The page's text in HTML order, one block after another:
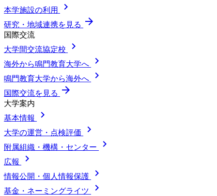
本学施設の利用 chevron_right
研究・地域連携を見る arrow_forward
国際交流
大学間交流協定校
chevron_right
海外から鳴門教育大学へ chevron_right
鳴門教育大学から海外へ chevron_right
国際交流を見る arrow_forward
大学案内
基本情報
chevron_right
大学の運営・点検評価 chevron_right
附属組織・機構・センター chevron_right
広報 chevron_right
情報公開・個人情報保護 chevron_right
基金・ネーミングライツ chevron_right